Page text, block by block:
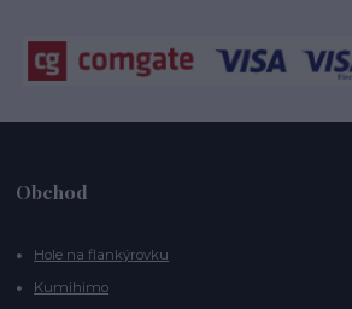
Obchod
Hole na flankýrovku
Kumihimo